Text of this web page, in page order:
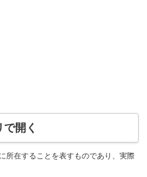
開く
所在することを表すものであり、実際